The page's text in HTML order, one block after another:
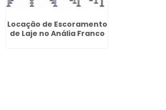
Locação de Escoramento
de Laje no Anália Franco